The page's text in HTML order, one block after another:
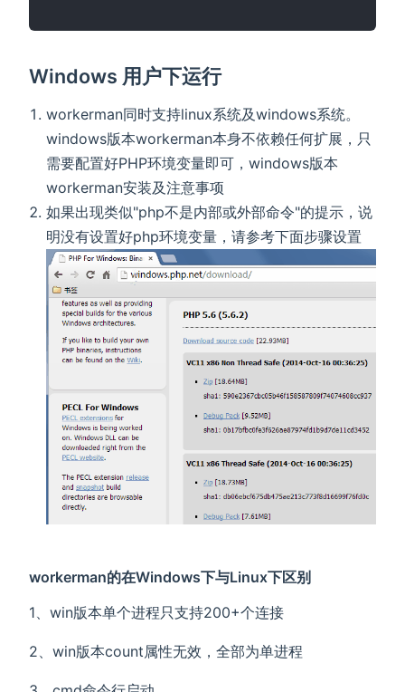
Windows 用户下运行
workerman同时支持linux系统及windows系统。
windows版本workerman本身不依赖任何扩展，只
需要配置好PHP环境变量即可，windows版本
workerman安装及注意事项
如果出现类似"php不是内部或外部命令"的提示，说
明没有设置好php环境变量，请参考下面步骤设置
workerman的在Windows下与Linux下区别
1、win版本单个进程只支持200+个连接
2、win版本count属性无效，全部为单进程